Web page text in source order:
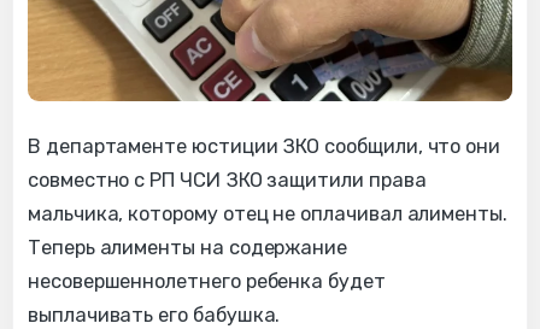
В департаменте юстиции ЗКО сообщили, что они
совместно с РП ЧСИ ЗКО защитили права
мальчика, которому отец не оплачивал алименты.
Теперь алименты на содержание
несовершеннолетнего ребенка будет
выплачивать его бабушка.